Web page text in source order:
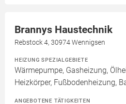
Brannys Haustechnik
Rebstock 4, 30974 Wennigsen
HEIZUNG SPEZIALGEBIETE
Wärmepumpe, Gasheizung,
Heizkörper, Fußbodenheizung,
ANGEBOTENE TÄTIGKEITEN